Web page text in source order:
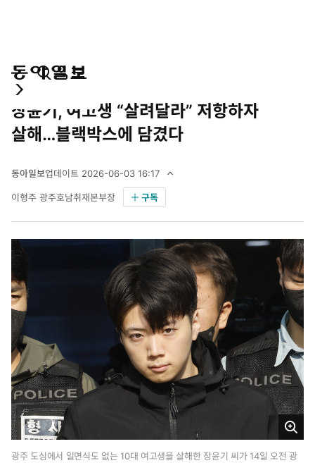
통
검
마
페
이
지
전
메
뉴
펼
기
사회
장윤기, 여고생 “살려달라” 저항하자
살해…블랙박스에 담겼다
동아일보업데이트 2026-06-03 16:17
0
년
1
7
분
이형주 광주호남취재본부장 구독
크
게
광주 도심에서 일면식도 없는 10대 여고생을 살해한 장윤기 씨가 14일 오전 광